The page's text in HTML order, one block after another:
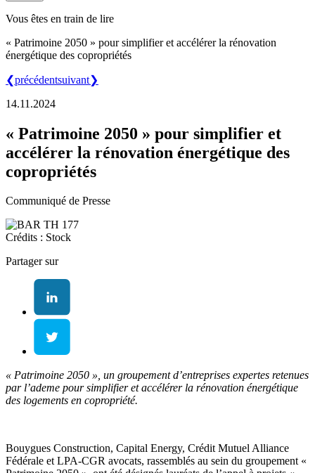
Vous êtes en train de lire
« Patrimoine 2050 » pour simplifier et accélérer la rénovation
énergétique des copropriétés
❮précédentsuivant❯
14.11.2024
« Patrimoine 2050 » pour simplifier et
accélérer la rénovation énergétique des
copropriétés
Communiqué de Presse
Crédits : Stock
Partager sur
« Patrimoine 2050 », un groupement d’entreprises expertes retenues
par l’ademe pour simplifier et accélérer la rénovation énergétique
des logements en copropriété.
Bouygues Construction, Capital Energy, Crédit Mutuel Alliance
Fédérale et LPA-CGR avocats, rassemblés au sein du groupement «